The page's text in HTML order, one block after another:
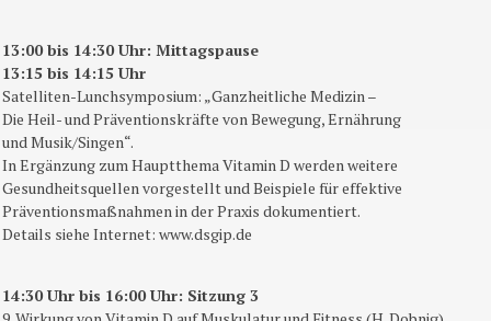
13:00 bis 14:30 Uhr: Mittagspause
13:15 bis 14:15 Uhr
Satelliten-Lunchsymposium: „Ganzheitliche Medizin –
Die Heil- und Präventionskräfte von Bewegung, Ernährung
und Musik/Singen“.
In Ergänzung zum Hauptthema Vitamin D werden weitere
Gesundheitsquellen vorgestellt und Beispiele für effektive
Präventionsmaßnahmen in der Praxis dokumentiert.
Details siehe Internet: www.dsgip.de
14:30 Uhr bis 16:00 Uhr: Sitzung 3